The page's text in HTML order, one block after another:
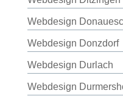
Webdesign
Webdesign Donzdorf
Webdesign Durlach
Webdesign